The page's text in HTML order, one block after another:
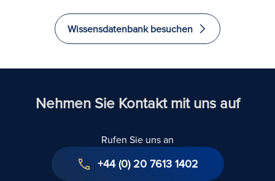
sicher, dass Ihr
Geschäftsvertrag
bindend ist
bei der
Aufhebung
einstweiligen
Wissensdatenbank besuchen
Nehmen Sie Kontakt mit uns auf
Rufen Sie uns an
+44 (0) 20 7613 1402